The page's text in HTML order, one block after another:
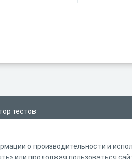
тестов
кроссвордов
о производительности и